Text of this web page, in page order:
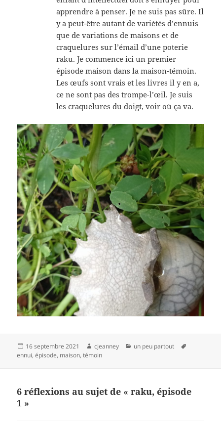
apprendre à penser. Je ne suis pas sûre. Il
y a peut-être autant de variétés d’ennuis
que de variations de maisons et de
craquelures sur l’émail d’une poterie
raku. Je commence ici un premier
épisode maison dans la maison-témoin.
Les œufs sont vrais et les livres il y en a,
ce ne sont pas des trompe-l’œil. Je suis
les craquelures du doigt, voir où ça va.
Publié
le
16 septembre 2021 Auteur
cjeanney Catégories
un peu partout
ennui,épisode, maison,témoin
6 réflexions au sujet de « raku, épisode
1 »